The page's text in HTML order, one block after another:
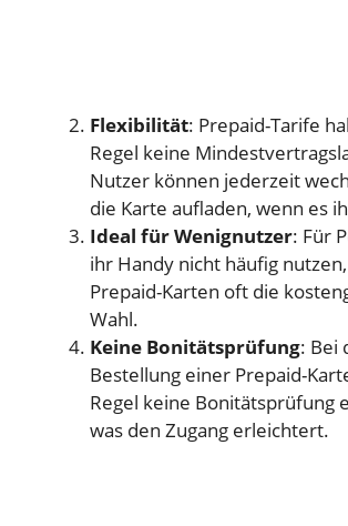
Flexibilität: Prepaid-Tarife
Regel keine
Nutzer können jederzeit
die Karte aufladen, wenn es
Ideal für Wenignutzer: Für
ihr Handy nicht häufig
Prepaid-Karten oft die
Wahl.
Keine Bonitätsprüfung: Bei
Bestellung einer Prepaid-
Regel keine Bonitätsprüfung
was den Zugang erleichtert.